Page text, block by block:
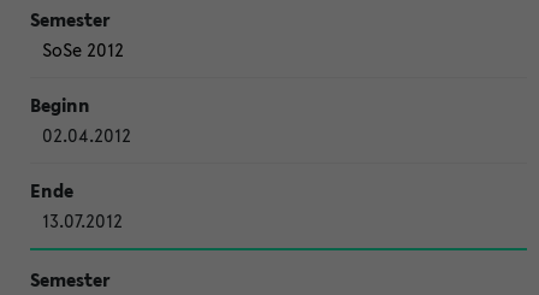
SoSe 2012
02.04.2012
13.07.2012